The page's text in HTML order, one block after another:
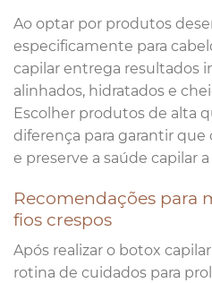
Ao optar por produtos
especificamente para
capilar entrega resultados
alinhados, hidratados e
Escolher produtos de alta
diferença para garantir
e preserve a saúde capilar
Recomendações para
fios crespos
Após realizar o botox
rotina de cuidados para